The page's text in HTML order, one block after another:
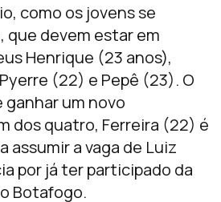
como os jovens se
que devem estar em
Henrique (23 anos),
(22) e Pepê (23). O
um novo
dos quatro, Ferreira (22) é
assumir a vaga de Luiz
por já ter participado da
Botafogo.